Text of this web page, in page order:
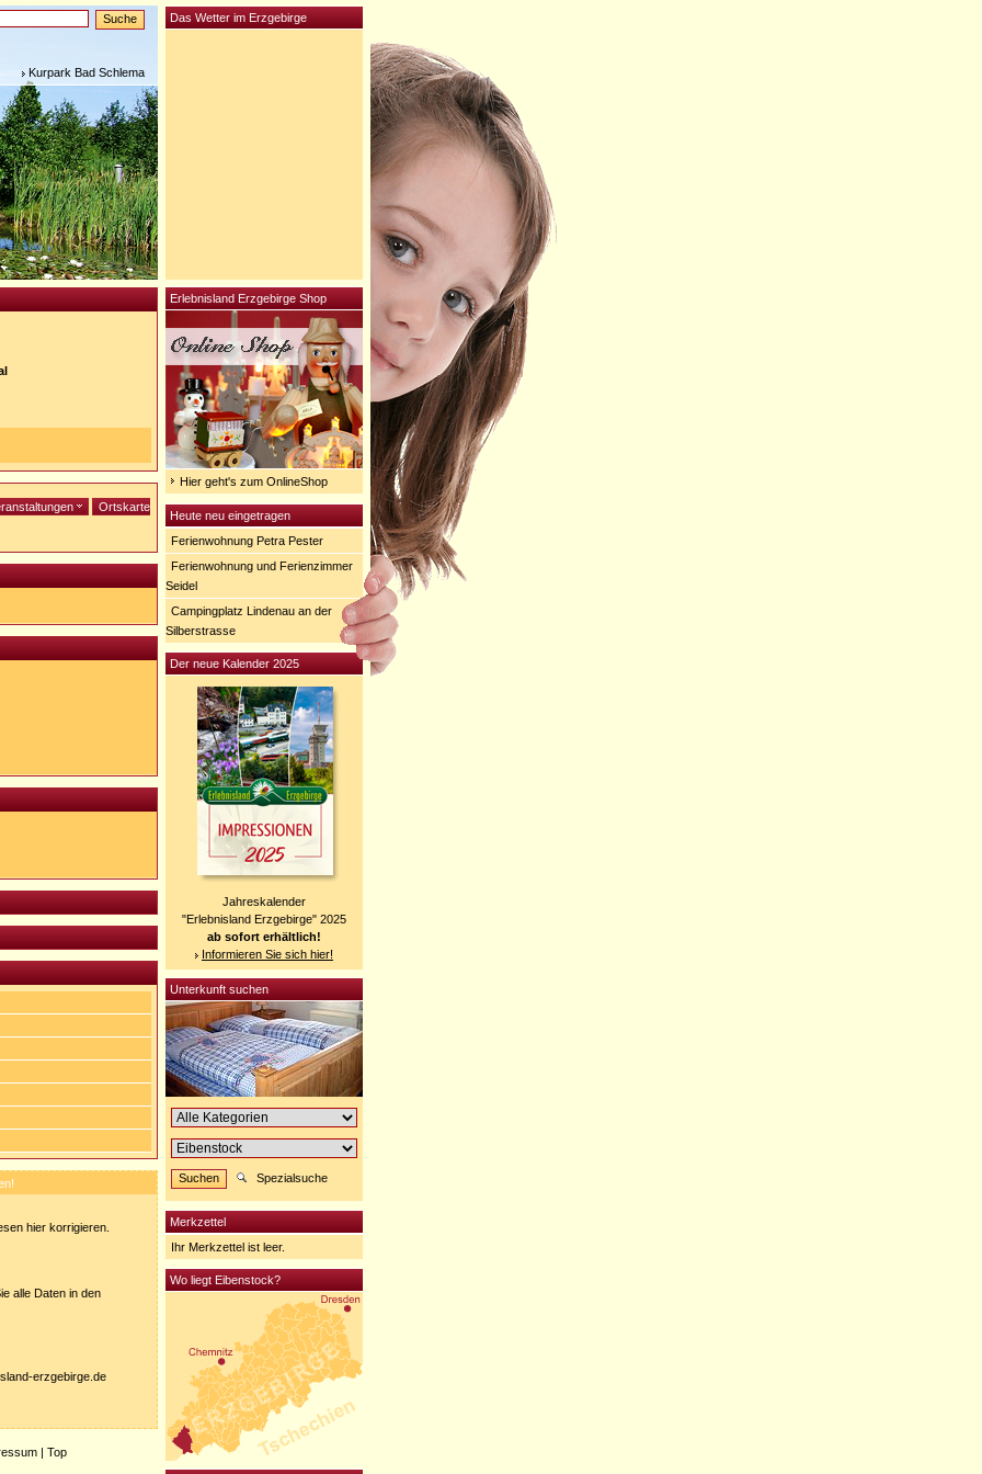
Kurpark Bad Schlema
Ortskarte
hier korrigieren.
alle Daten in den
erzgebirge.de
| Top
Erlebnisland Erzgebirge Shop
Hier geht's zum OnlineShop
Heute neu eingetragen
Ferienwohnung Petra Pester
Ferienwohnung und Ferienzimmer
Seidel
Campingplatz Lindenau an der
Silberstrasse
Der neue Kalender 2025
Jahreskalender
"Erlebnisland Erzgebirge" 2025
ab sofort erhältlich!
Informieren Sie sich hier!
Unterkunft suchen
Spezialsuche
Merkzettel
Ihr Merkzettel ist leer.
Wo liegt Eibenstock?
Das Wetter im Erzgebirge